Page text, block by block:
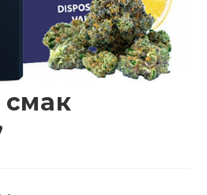
смак